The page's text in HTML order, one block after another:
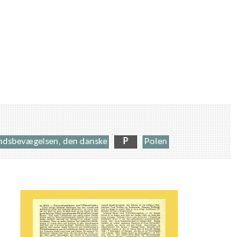
den danske P Polen
Harald Christensen, Preben Richard
Konference Det danske Raad
Heinrich, forstander Glendau, Svend